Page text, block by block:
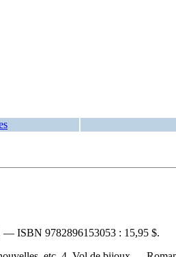
— ISBN 9782896153053 : 15,95 $.